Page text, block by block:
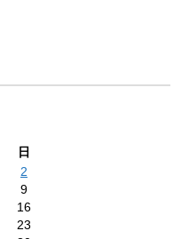
日
2
9
16
23